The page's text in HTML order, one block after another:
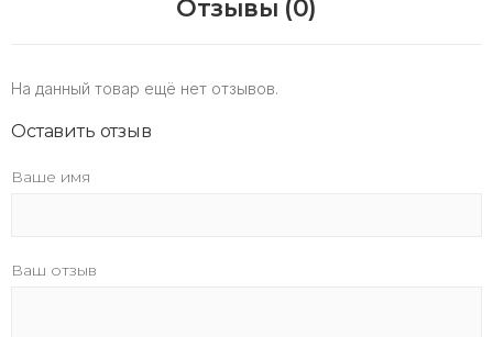
Отзывы (0)
На данный товар ещё нет отзывов.
Оставить отзыв
Ваше имя
Ваш отзыв